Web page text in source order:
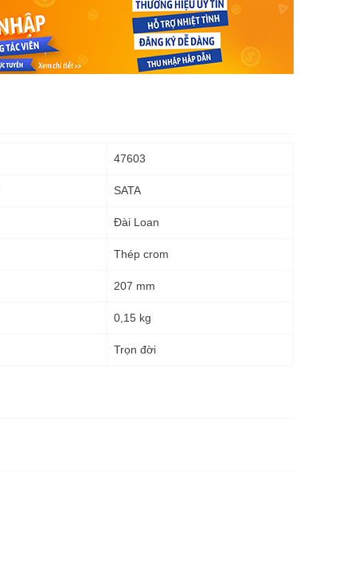
47603
SATA
Đài Loan
Thép crom
207 mm
0,15 kg
Trọn đời